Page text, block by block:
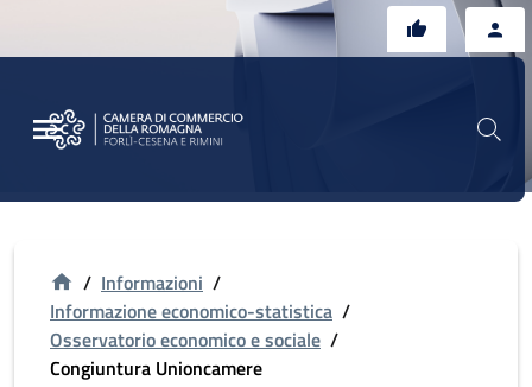
/ Informazioni /
Informazione economico-statistica /
Osservatorio economico e sociale /
Congiuntura Unioncamere